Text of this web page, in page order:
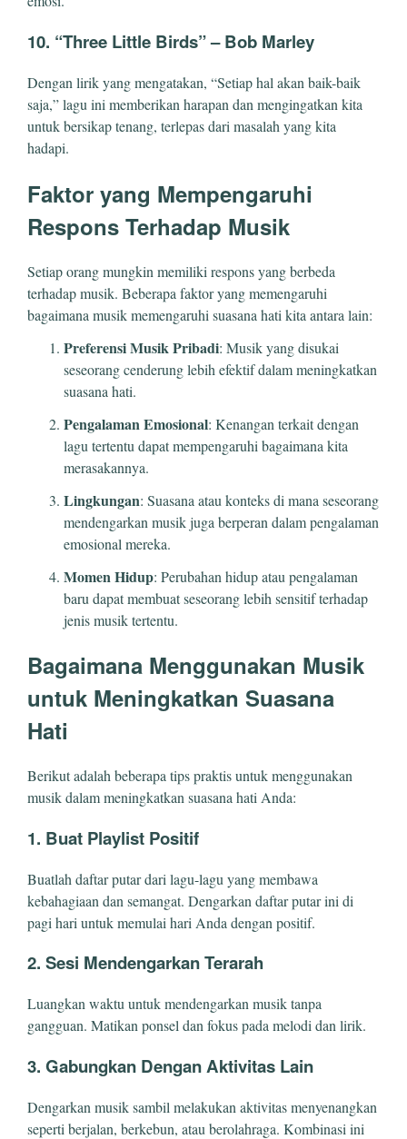
10. “Three Little Birds” – Bob Marley
Dengan lirik yang mengatakan, “Setiap hal akan baik-baik
saja,” lagu ini memberikan harapan dan mengingatkan kita
untuk bersikap tenang, terlepas dari masalah yang kita
hadapi.
Faktor yang Mempengaruhi
Respons Terhadap Musik
Setiap orang mungkin memiliki respons yang berbeda
terhadap musik. Beberapa faktor yang memengaruhi
bagaimana musik memengaruhi suasana hati kita antara lain:
Preferensi Musik Pribadi: Musik yang disukai
seseorang cenderung lebih efektif dalam meningkatkan
suasana hati.
Pengalaman Emosional: Kenangan terkait dengan
lagu tertentu dapat mempengaruhi bagaimana kita
merasakannya.
Lingkungan: Suasana atau konteks di mana seseorang
mendengarkan musik juga berperan dalam pengalaman
emosional mereka.
Momen Hidup: Perubahan hidup atau pengalaman
baru dapat membuat seseorang lebih sensitif terhadap
jenis musik tertentu.
Bagaimana Menggunakan Musik
untuk Meningkatkan Suasana
Hati
Berikut adalah beberapa tips praktis untuk menggunakan
musik dalam meningkatkan suasana hati Anda:
1. Buat Playlist Positif
Buatlah daftar putar dari lagu-lagu yang membawa
kebahagiaan dan semangat. Dengarkan daftar putar ini di
pagi hari untuk memulai hari Anda dengan positif.
2. Sesi Mendengarkan Terarah
Luangkan waktu untuk mendengarkan musik tanpa
gangguan. Matikan ponsel dan fokus pada melodi dan lirik.
3. Gabungkan Dengan Aktivitas Lain
Dengarkan musik sambil melakukan aktivitas menyenangkan
seperti berjalan, berkebun, atau berolahraga. Kombinasi ini